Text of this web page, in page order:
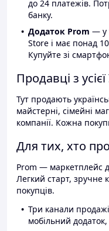
до 24 платежів.
банку.
Додаток Prom — у
Store і має понад
Купуйте зі
Продавці з
Тут продають
майстерні, сімейні
компанії. Кожна
Для тих, хто
Prom — маркетплейс
Легкий старт, зручне
покупців.
Три канали
мобільний